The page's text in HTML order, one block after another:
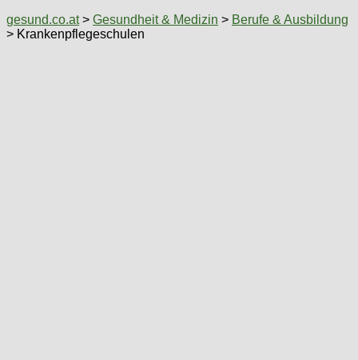
gesund.co.at> Gesundheit & Medizin > Berufe & Ausbildung
> Krankenpflegeschulen